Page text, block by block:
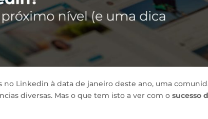
no Linkedin à data de janeiro deste ano, uma
diversas. Mas o que tem isto a ver com osucesso